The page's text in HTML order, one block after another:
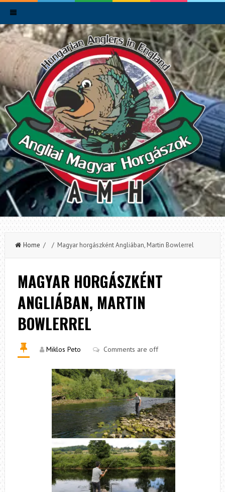
Home / / Magyar horgászként Angliában, Martin Bowlerrel
MAGYAR HORGÁSZKÉNT
ANGLIÁBAN, MARTIN
BOWLERREL
Miklos Peto Comments are off